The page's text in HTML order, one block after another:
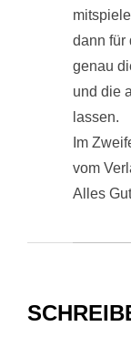
dann für
genau
und die
lassen.
Im
vom
Alles